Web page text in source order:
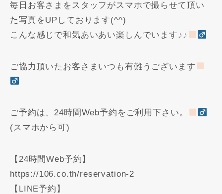
毎日お客さまをスタッフがスマホで撮らせて頂い
た写真をUPしております(^^)
こんな感じで和気あいあい楽しんでいます♪♪
ご協力頂いたお客さまいつも有難うございます
ご予約は、24時間Web予約をご利用下さい。
(スマホから可)
【24時間Web予約】
https://106.co.th/reservation-2
【LINE予約】